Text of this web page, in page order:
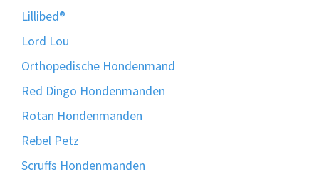
Lillibed®
Lord Lou
Orthopedische Hondenmand
Red Dingo Hondenmanden
Rotan Hondenmanden
Rebel Petz
Scruffs Hondenmanden